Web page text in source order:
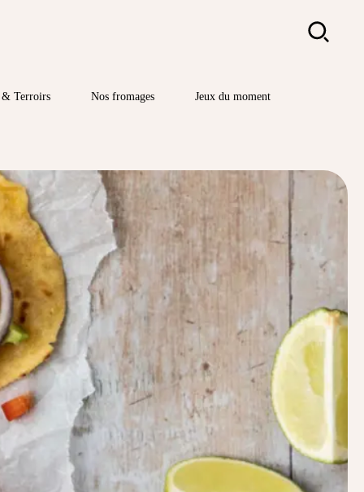
Rechercher
& Terroirs Nos fromages Jeux du moment